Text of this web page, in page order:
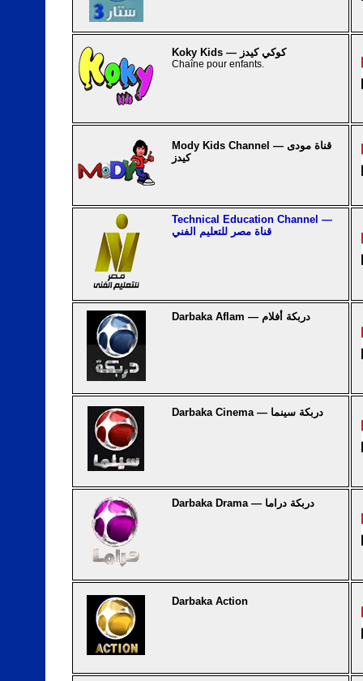
Koky Kids — كوكي كيدز
Chaîne pour enfants.
Mody Kids Channel — قناة مودى
كيدز
Technical Education Channel —
قناة مصر للتعليم الفني
Darbaka Aflam — دربكة أفلام
Darbaka Cinema — دربكة سينما
Darbaka Drama — دربكة دراما
Darbaka Action